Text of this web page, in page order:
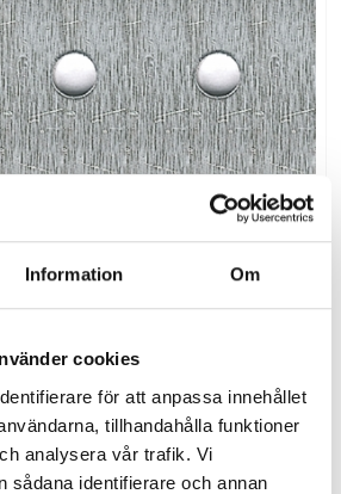
Information Om
cookies
för att anpassa innehållet
tillhandahålla funktioner
analysera vår trafik. Vi
sådana identifierare och annan
med
Hålavstånd 15 mm cc